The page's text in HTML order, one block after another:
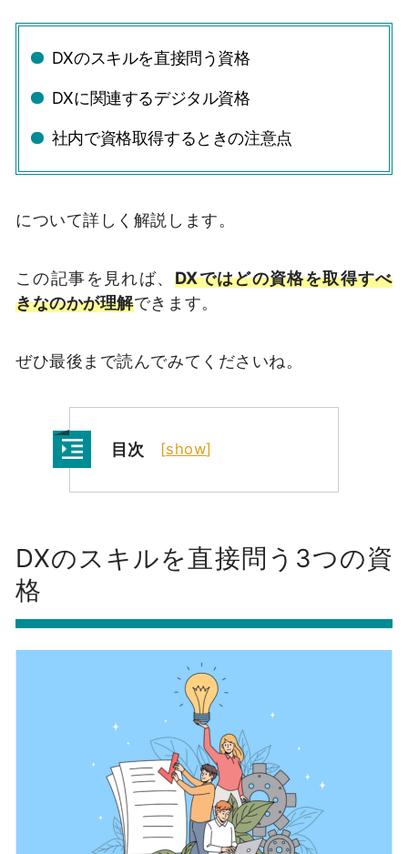
DXのスキルを直接問う資格
DXに関連するデジタル資格
社内で資格取得するときの注意点
について詳しく解説します。
この記事を見れば、 DXではどの資格を取得すべ
きなのかが理解できます。
ぜひ最後まで読んでみてくださいね。
目次 [show]
DXのスキルを直接問う3つの資
格